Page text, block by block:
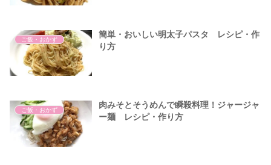
ご飯・おかず
簡単・おいしい明太子パスタ レシピ・作
り方
ご飯・おかず
肉みそとそうめんで瞬殺料理！ジャージャ
ー麺 レシピ・作り方